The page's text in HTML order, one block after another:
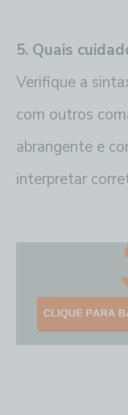
5. Quais
Verifique a
com outros
abrangente e
interpretar